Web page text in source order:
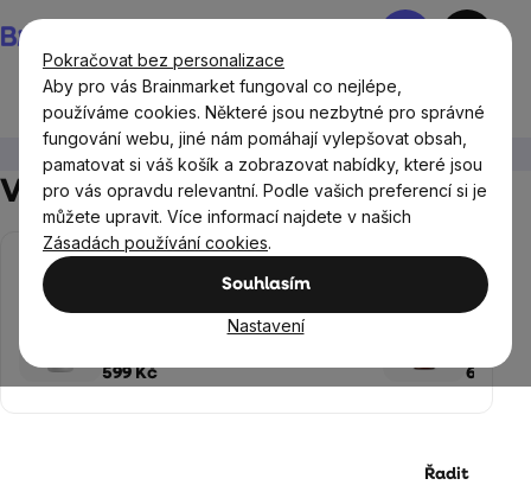
Pokračovat bez personalizace
Aby pro vás Brainmarket fungoval co nejlépe,
používáme cookies. Některé jsou nezbytné pro správné
fungování webu, jiné nám pomáhají vylepšovat obsah,
pamatovat si váš košík a zobrazovat nabídky, které jsou
pro vás opravdu relevantní. Podle vašich preferencí si je
můžete upravit. Více informací najdete v našich
Zásadách používání cookies.
Souhlasím
Nastavení
na
obsah
Nákupní
Vánoční dárky TIP: Vytvoř si svou vánoční sadu
Vytvoř si svou sadu, Strana 2
NEJPRODÁVANĚJŠÍ
High-contrast mode
Performance Magnesium®, 1000
P5P, 100 vegan kapslí
599 Kč
4000
699 Kč
Řadit